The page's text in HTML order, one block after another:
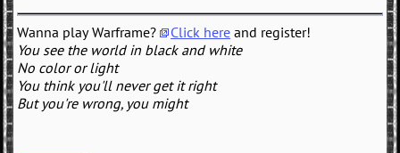
Wanna play Warframe? Click here and register!
You see the world in black and white
No color or light
You think you'll never get it right
But you're wrong, you might